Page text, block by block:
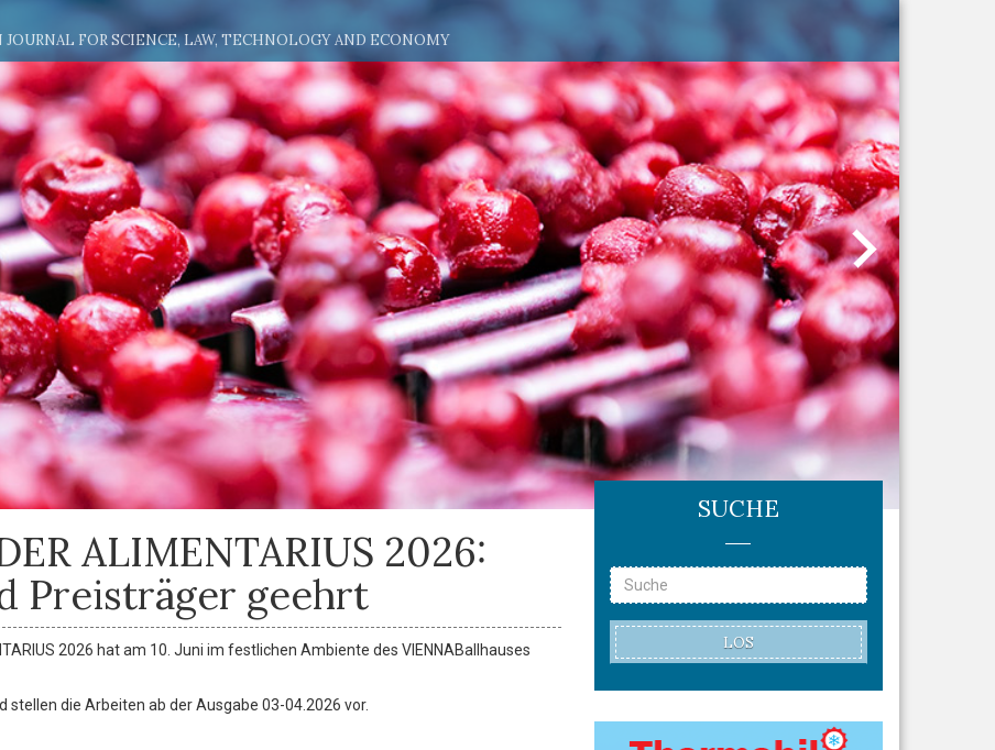
JOURNAL FOR SCIENCE, LAW, TECHNOLOGY AND ECONOMY
ALIMENTARIUS 2026:
Preisträger geehrt
2026 hat am 10. Juni im festlichen Ambiente des VIENNABallhauses
die Arbeiten ab der Ausgabe 03-04.2026 vor.
SUCHE
LOS